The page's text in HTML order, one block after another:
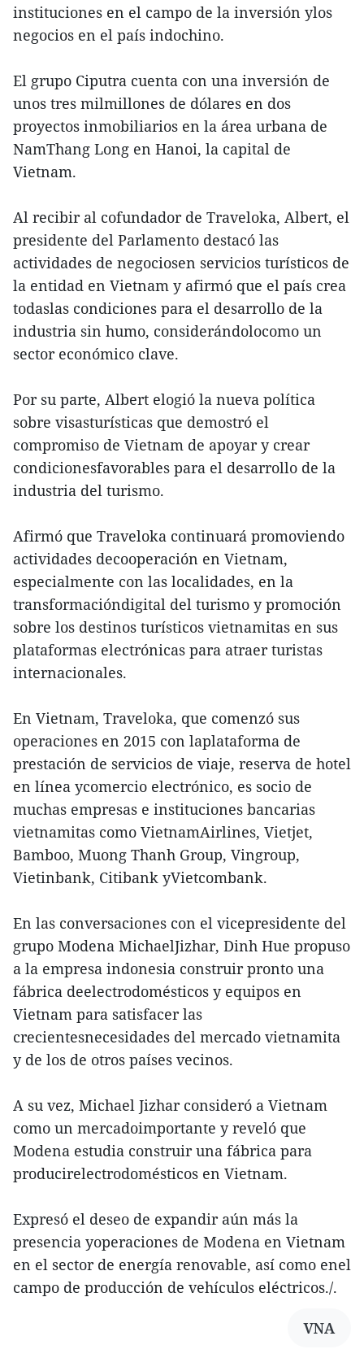
instituciones en el campo de la inversión ylos
negocios en el país indochino.
El grupo Ciputra cuenta con una inversión de
unos tres milmillones de dólares en dos
proyectos inmobiliarios en la área urbana de
NamThang Long en Hanoi, la capital de
Vietnam.
Al recibir al cofundador de Traveloka, Albert, el
presidente del Parlamento destacó las
actividades de negociosen servicios turísticos de
la entidad en Vietnam y afirmó que el país crea
todaslas condiciones para el desarrollo de la
industria sin humo, considerándolocomo un
sector económico clave.
Por su parte, Albert elogió la nueva política
sobre visasturísticas que demostró el
compromiso de Vietnam de apoyar y crear
condicionesfavorables para el desarrollo de la
industria del turismo.
Afirmó que Traveloka continuará promoviendo
actividades decooperación en Vietnam,
especialmente con las localidades, en la
transformacióndigital del turismo y promoción
sobre los destinos turísticos vietnamitas en sus
plataformas electrónicas para atraer turistas
internacionales.
En Vietnam, Traveloka, que comenzó sus
operaciones en 2015 con laplataforma de
prestación de servicios de viaje, reserva de hotel
en línea ycomercio electrónico, es socio de
muchas empresas e instituciones bancarias
vietnamitas como VietnamAirlines, Vietjet,
Bamboo, Muong Thanh Group, Vingroup,
Vietinbank, Citibank yVietcombank.
En las conversaciones con el vicepresidente del
grupo Modena MichaelJizhar, Dinh Hue propuso
a la empresa indonesia construir pronto una
fábrica deelectrodomésticos y equipos en
Vietnam para satisfacer las
crecientesnecesidades del mercado vietnamita
y de los de otros países vecinos.
A su vez, Michael Jizhar consideró a Vietnam
como un mercadoimportante y reveló que
Modena estudia construir una fábrica para
producirelectrodomésticos en Vietnam.
Expresó el deseo de expandir aún más la
presencia yoperaciones de Modena en Vietnam
en el sector de energía renovable, así como enel
campo de producción de vehículos eléctricos./.
VNA